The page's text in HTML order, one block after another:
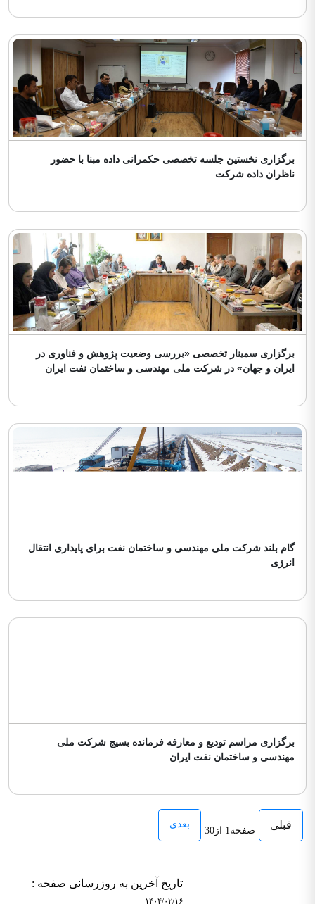
برگزاری نخستین جلسه تخصصی حکمرانی داده مبنا با حضور
ناظران داده شرکت
برگزاری سمینار تخصصی «بررسی وضعیت پژوهش و فناوری در
ایران و جهان» در شرکت ملی مهندسی و ساختمان نفت ایران
گام بلند شرکت ملی مهندسی و ساختمان نفت برای پایداری انتقال
انرژی
برگزاری مراسم تودیع و معارفه فرمانده بسیج شرکت ملی
مهندسی و ساختمان نفت ایران
قبلی صفحه1 از30
بعدی
تاریخ آخرین به روزرسانی صفحه :
۱۴۰۴/۰۲/۱۶